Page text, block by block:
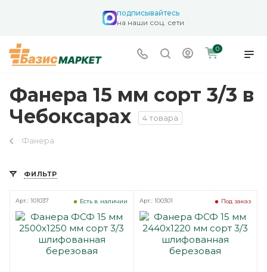
подписывайтесь
на наши соц. сети
0
Фанера 15 мм сорт 3/3 в
Чебоксарах
4 товара
Фанера
ФИЛЬТР
Есть в наличии
Арт.: 101037 Под заказ
Арт.: 100301